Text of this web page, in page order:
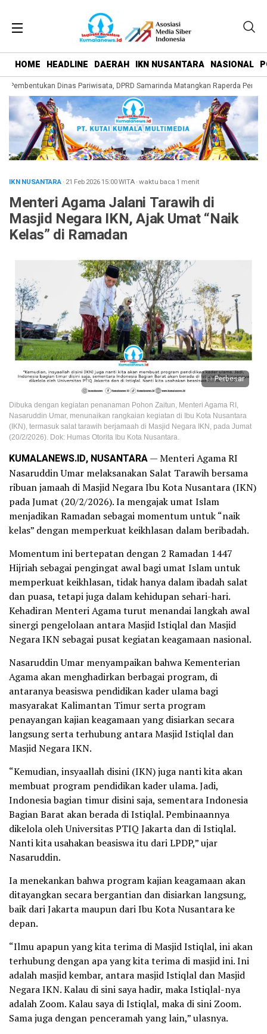
HOME HEADLINE DAERAH IKN NUSANTARA NASIONAL
Dinas Pariwisata, DPRD Samarinda Matangkan Raperda
IKN NUSANTARA· 21 Feb 202615:00WITA·waktu baca 1 menit
Menteri Agama Jalani Tarawih di
Masjid Negara IKN, Ajak Umat “Naik
Kelas” di Ramadan
Perbesar
Dibuka dengan kegiatan penanaman Pohon Zaitun, Menteri Agama RI,
Nasaruddin Umar, menunaikan rangkaian kegiatan di Ibu Kota Nusantara
(IKN), termasuk salat tarawih berjamaah di Masjid Negara IKN, pada Jumat
(20/2/2026). Dok: Humas Otorita Ibu Kota Nusantara.
KUMALANEWS.ID, NUSANTARA— Menteri Agama RI
Nasaruddin Umar melaksanakan Salat Tarawih bersama
ribuan jamaah di Masjid Negara Ibu Kota Nusantara (IKN)
pada Jumat (20/2/2026). Ia mengajak umat Islam
menjadikan Ramadan sebagai momentum untuk “naik
kelas” dengan memperkuat keikhlasan dalam beribadah.
Momentum ini bertepatan dengan 2 Ramadan 1447
Hijriah sebagai pengingat awal bagi umat Islam untuk
memperkuat keikhlasan, tidak hanya dalam ibadah salat
dan puasa, tetapi juga dalam kehidupan sehari-hari.
Kehadiran Menteri Agama turut menandai langkah awal
sinergi pengelolaan antara Masjid Istiqlal dan Masjid
Negara IKN sebagai pusat kegiatan keagamaan nasional.
Nasaruddin Umar menyampaikan bahwa Kementerian
Agama akan menghadirkan berbagai program, di
antaranya beasiswa pendidikan kader ulama bagi
masyarakat Kalimantan Timur serta program
penayangan kajian keagamaan yang disiarkan secara
langsung serta terhubung antara Masjid Istiqlal dan
Masjid Negara IKN.
“Kemudian, insyaallah disini (IKN) juga nanti kita akan
membuat program pendidikan kader ulama. Jadi,
Indonesia bagian timur disini saja, sementara Indonesia
Bagian Barat akan berada di Istiqlal. Pembinaannya
dikelola oleh Universitas PTIQ Jakarta dan di Istiqlal.
Nanti kita usahakan beasiswa itu dari LPDP,” ujar
Nasaruddin.
Ia menekankan bahwa program kajian keagamaan akan
ditayangkan secara bergantian dan disiarkan langsung,
baik dari Jakarta maupun dari Ibu Kota Nusantara ke
depan.
“Ilmu apapun yang kita terima di Masjid Istiqlal, ini akan
terhubung dengan apa yang kita terima di masjid ini. Ini
adalah masjid kembar, antara masjid Istiqlal dan Masjid
Negara IKN. Kalau di sini saya hadir, maka Istiqlal-nya
adalah Zoom. Kalau saya di Istiqlal, maka di sini Zoom.
Sama juga dengan penceramah yang lain,” ulasnya.